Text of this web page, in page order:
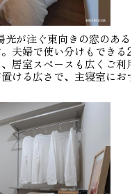
が注ぐ東向きの窓のある
夫婦で使い分けもできる2
居室スペースも広くご利用
ける広さで、主寝室におす